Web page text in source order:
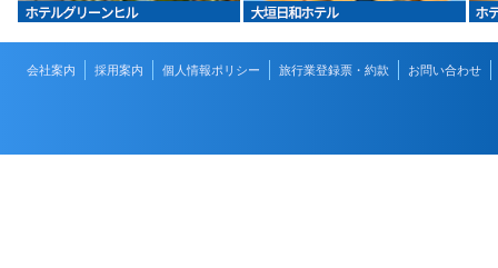
会社案内 採用案内 個人情報ポリシー 旅行業登録票・約款 お問い合わせ